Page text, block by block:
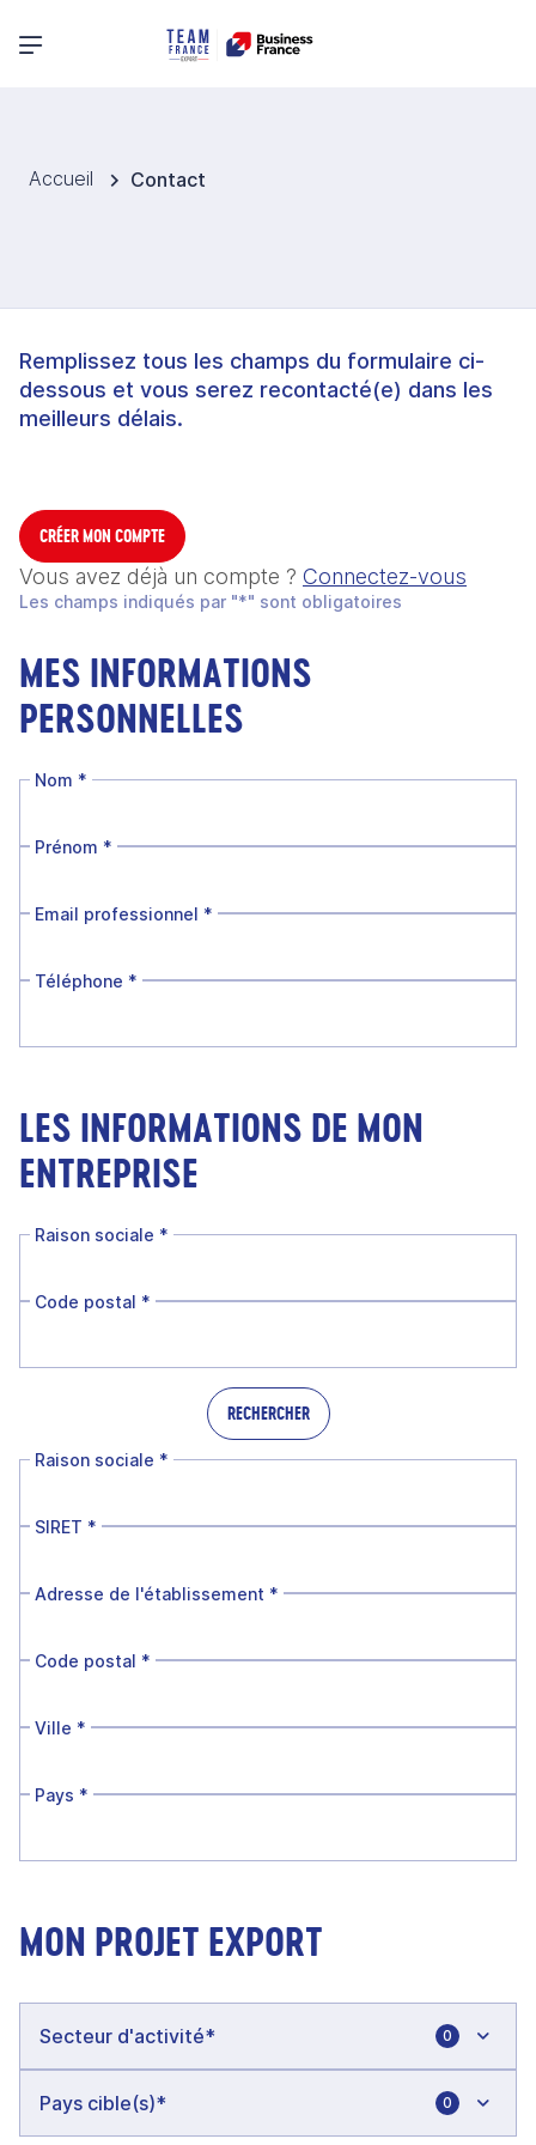
Menu principal
Accueil Contact
Remplissez tous les champs du formulaire ci-
dessous et vous serez recontacté(e) dans les
meilleurs délais.
CRÉER MON COMPTE
Vous avez déjà un compte ? Connectez-vous
Les champs indiqués par "*" sont obligatoires
MES INFORMATIONS
PERSONNELLES
Nom *
Prénom *
Email professionnel *
Téléphone *
LES INFORMATIONS DE MON
ENTREPRISE
Raison sociale *
Code postal *
RECHERCHER
Raison sociale *
SIRET *
Adresse de l'établissement *
Code postal *
Ville *
Pays *
MON PROJET EXPORT
0
0